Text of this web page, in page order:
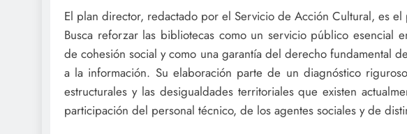
El plan director, redactado por el Servicio de Acción Cultural, es
Busca reforzar las bibliotecas como un servicio público esencial
de cohesión social y como una garantía del derecho fundamental
a la información. Su elaboración parte de un diagnóstico
estructurales y las desigualdades territoriales que existen
participación del personal técnico, de los agentes sociales y de